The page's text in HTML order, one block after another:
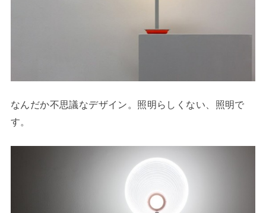
なんだか不思議なデザイン。照明らしくない、照明で
す。